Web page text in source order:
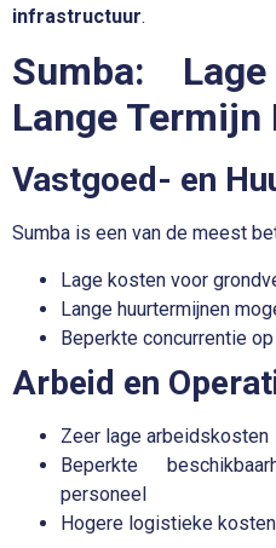
infrastructuur.
Sumba:
Lange Termijn
Vastgoed- en
Sumba is een van de meest
Lage kosten voor
Lange huurtermijnen
Beperkte concurrentie
Arbeid en
Zeer lage arbeidskosten
Beperkte
personeel
Hogere logistieke